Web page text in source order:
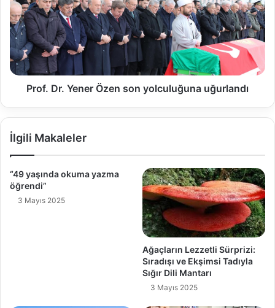
Prof. Dr. Yener Özen son yolculuğuna uğurlandı
İlgili Makaleler
“49 yaşında okuma yazma
öğrendi”
3 Mayıs 2025
Ağaçların Lezzetli Sürprizi:
Sıradışı ve Ekşimsi Tadıyla
Sığır Dili Mantarı
3 Mayıs 2025